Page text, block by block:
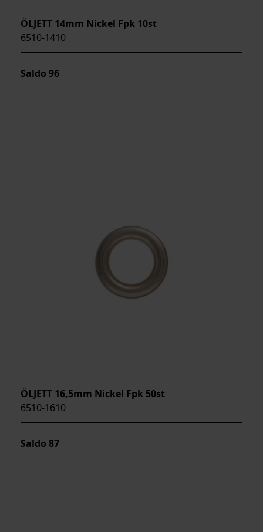
ÖLJETT 14mm Nickel Fpk 10st
6510-1410
Saldo 96
ÖLJETT 16,5mm Nickel Fpk 50st
6510-1610
Saldo 87